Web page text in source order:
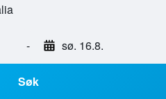
- sø. 16.8.
Søk